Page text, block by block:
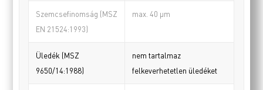
Szemcsefinomság (MSZ
EN 21524:1993)
max. 40 µm
Üledék (MSZ
9650/14:1988)
nem tartalmaz
felkeverhetetlen üledéket